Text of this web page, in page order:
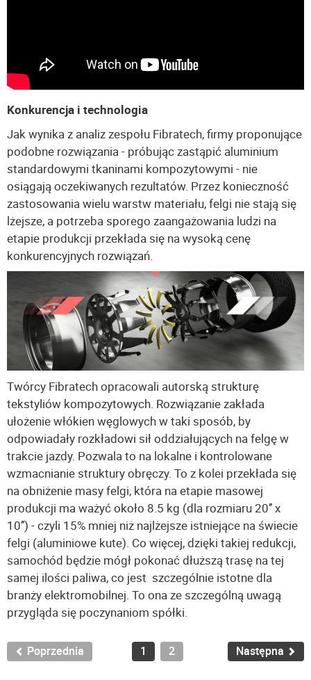
Konkurencja i technologia
Jak wynika z analiz zespołu Fibratech, firmy proponujące
podobne rozwiązania - próbując zastąpić aluminium
standardowymi tkaninami kompozytowymi - nie
osiągają oczekiwanych rezultatów. Przez konieczność
zastosowania wielu warstw materiału, felgi nie stają się
lżejsze, a potrzeba sporego zaangażowania ludzi na
etapie produkcji przekłada się na wysoką cenę
konkurencyjnych rozwiązań.
Twórcy Fibratech opracowali autorską strukturę
tekstyliów kompozytowych. Rozwiązanie zakłada
ułożenie włókien węglowych w taki sposób, by
odpowiadały rozkładowi sił oddziałujących na felgę w
trakcie jazdy. Pozwala to na lokalne i kontrolowane
wzmacnianie struktury obręczy. To z kolei przekłada się
na obniżenie masy felgi, która na etapie masowej
produkcji ma ważyć około 8.5 kg (dla rozmiaru 20’’ x
10’’) - czyli 15% mniej niż najlżejsze istniejące na świecie
felgi (aluminiowe kute). Co więcej, dzięki takiej redukcji,
samochód będzie mógł pokonać dłuższą trasę na tej
samej ilości paliwa, co jest szczególnie istotne dla
branży elektromobilnej. To ona ze szczególną uwagą
przygląda się poczynaniom spółki.
Poprzednia 1 2 Następna